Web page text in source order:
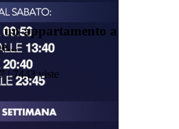
appartamento a
| 7443 viste